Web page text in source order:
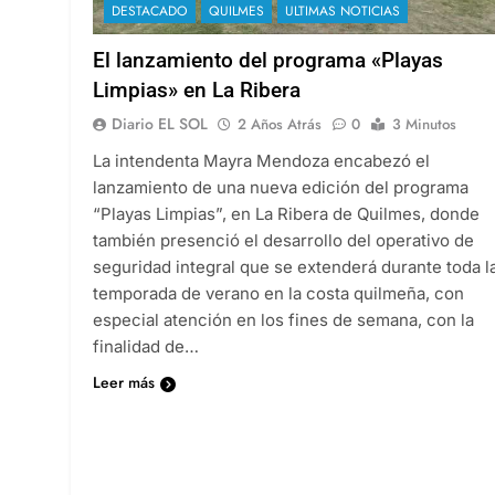
DESTACADO QUILMES ULTIMAS NOTICIAS
El lanzamiento del programa «Playas
Limpias» en La Ribera
Diario EL SOL 2 Años Atrás 0
3 Minutos
La intendenta Mayra Mendoza encabezó el
lanzamiento de una nueva edición del programa
“Playas Limpias”, en La Ribera de Quilmes, donde
también presenció el desarrollo del operativo de
seguridad integral que se extenderá durante toda
temporada de verano en la costa quilmeña, con
especial atención en los fines de semana, con la
finalidad de…
Leer más